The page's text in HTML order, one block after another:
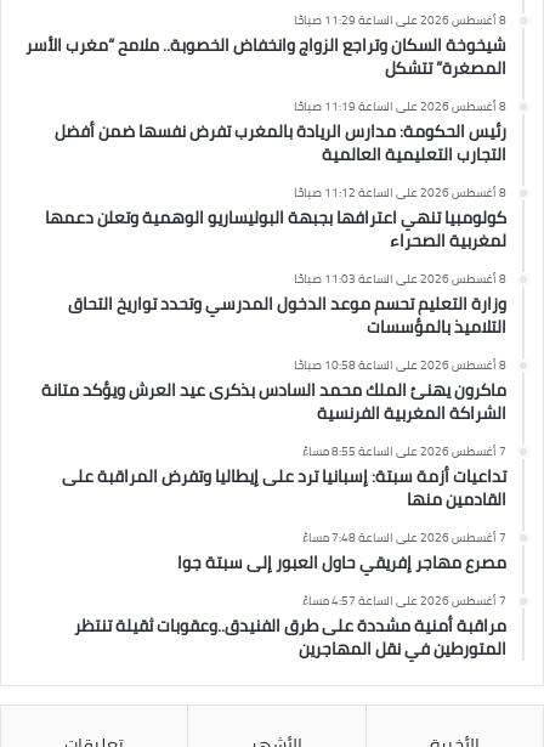
8 أغسطس 2026 على الساعة 11:29 صباحًا
شيخوخة السكان وتراجع الزواج وانخفاض الخصوبة.. ملامح “مغرب الأسر
المصغرة” تتشكل
8 أغسطس 2026 على الساعة 11:19 صباحًا
رئيس الحكومة: مدارس الريادة بالمغرب تفرض نفسها ضمن أفضل
التجارب التعليمية العالمية
8 أغسطس 2026 على الساعة 11:12 صباحًا
كولومبيا تنهي اعترافها بجبهة البوليساريو الوهمية وتعلن دعمها
لمغربية الصحراء
8 أغسطس 2026 على الساعة 11:03 صباحًا
وزارة التعليم تحسم موعد الدخول المدرسي وتحدد تواريخ التحاق
التلاميذ بالمؤسسات
8 أغسطس 2026 على الساعة 10:58 صباحًا
ماكرون يهنئ الملك محمد السادس بذكرى عيد العرش ويؤكد متانة
الشراكة المغربية الفرنسية
7 أغسطس 2026 على الساعة 8:55 مساءً
تداعيات أزمة سبتة: إسبانيا ترد على إيطاليا وتفرض المراقبة على
القادمين منها
7 أغسطس 2026 على الساعة 7:48 مساءً
مصرع مهاجر إفريقي حاول العبور إلى سبتة جوا
7 أغسطس 2026 على الساعة 4:57 مساءً
مراقبة أمنية مشددة على طرق الفنيدق..وعقوبات ثقيلة تنتظر
المتورطين في نقل المهاجرين